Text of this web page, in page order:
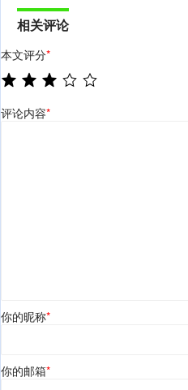
相关评论
本文评分*
评论内容*
你的昵称*
你的邮箱*